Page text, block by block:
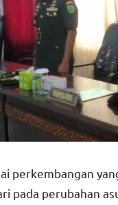
perkembangan
pada perubahan